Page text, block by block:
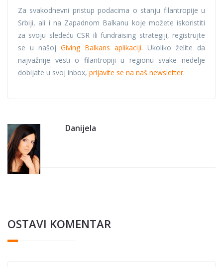
Za svakodnevni pristup podacima o stanju filantropije u
Srbiji, ali i na Zapadnom Balkanu koje možete iskoristiti
za svoju sledeću CSR ili fundraising strategiji, registrujte
se u našoj Giving Balkans aplikaciji. Ukoliko želite da
najvažnije vesti o filantropiji u regionu svake nedelje
dobijate u svoj inbox, prijavite se na naš newsletter.
Danijela
OSTAVI KOMENTAR